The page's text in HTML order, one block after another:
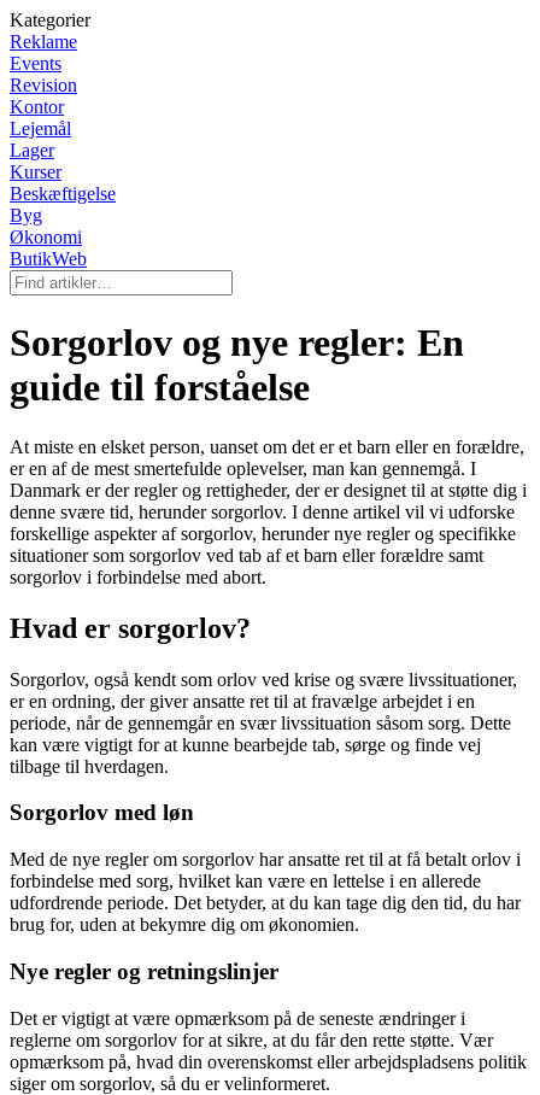
Kategorier
Reklame
Events
Revision
Kontor
Lejemål
Lager
Kurser
Beskæftigelse
Byg
Økonomi
ButikWeb
Sorgorlov og nye regler: En
guide til forståelse
At miste en elsket person, uanset om det er et barn eller en forældre,
er en af de mest smertefulde oplevelser, man kan gennemgå. I
Danmark er der regler og rettigheder, der er designet til at støtte dig i
denne svære tid, herunder sorgorlov. I denne artikel vil vi udforske
forskellige aspekter af sorgorlov, herunder nye regler og specifikke
situationer som sorgorlov ved tab af et barn eller forældre samt
sorgorlov i forbindelse med abort.
Hvad er sorgorlov?
Sorgorlov, også kendt som orlov ved krise og svære livssituationer,
er en ordning, der giver ansatte ret til at fravælge arbejdet i en
periode, når de gennemgår en svær livssituation såsom sorg. Dette
kan være vigtigt for at kunne bearbejde tab, sørge og finde vej
tilbage til hverdagen.
Sorgorlov med løn
Med de nye regler om sorgorlov har ansatte ret til at få betalt orlov i
forbindelse med sorg, hvilket kan være en lettelse i en allerede
udfordrende periode. Det betyder, at du kan tage dig den tid, du har
brug for, uden at bekymre dig om økonomien.
Nye regler og retningslinjer
Det er vigtigt at være opmærksom på de seneste ændringer i
reglerne om sorgorlov for at sikre, at du får den rette støtte. Vær
opmærksom på, hvad din overenskomst eller arbejdspladsens politik
siger om sorgorlov, så du er velinformeret.